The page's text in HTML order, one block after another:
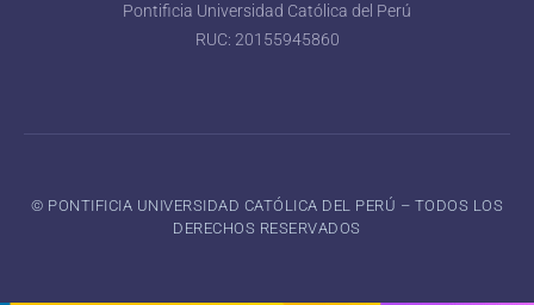
Pontificia Universidad Católica del Perú
RUC: 20155945860
©️ PONTIFICIA UNIVERSIDAD CATÓLICA DEL PERÚ – TODOS LOS
DERECHOS RESERVADOS